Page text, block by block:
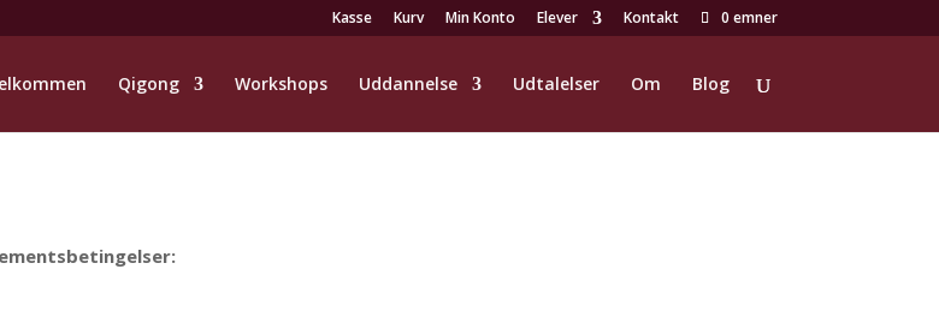
Kasse Kurv Min Konto Elever Kontakt 0 emner
Qigong Workshops Uddannelse Udtalelser Om Blog